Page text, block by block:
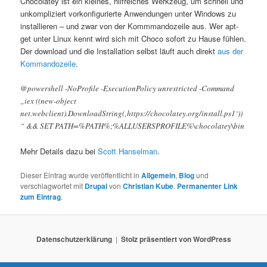
N
a
v
i
g
i
n
unkompliziert vorkonfigurierte Anwendungen unter Windows zu
installieren – und zwar von der Kommmandozeile aus. Wer apt-
get unter Linux kennt wird sich mit Choco sofort zu Hause fühlen.
Der download und die Installation selbst läuft auch direktaus der
Kommandozeile.
@powershell -NoProfile -ExecutionPolicy unrestricted -Command
„iex ((new-object
net.webclient).DownloadString(‚https://chocolatey.org/install.ps1‘))
“ && SET PATH=%PATH%;%ALLUSERSPROFILE%\chocolatey\bin
Mehr Details dazu beiScott Hanselman.
Dieser Eintrag wurde veröffentlicht inAllgemein, Blogund
verschlagwortet mit DrupalvonChristian Kube. Permanenter Link
zum Eintrag.
Datenschutzerklärung Stolz präsentiert von WordPress